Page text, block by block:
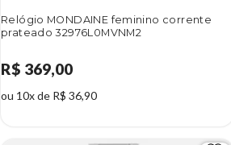
Relógio MONDAINE feminino corrente
prateado 32976L0MVNM2
R$ 369,00
ou 10x de R$ 36,90